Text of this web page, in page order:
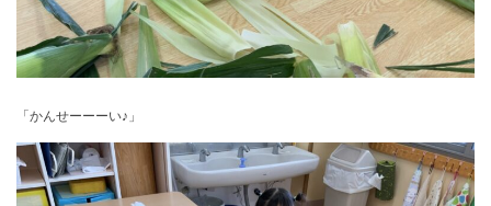
「かんせーーーい♪」